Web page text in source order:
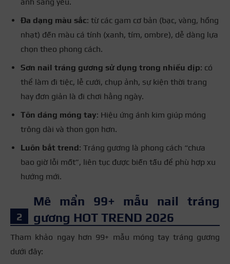
Đa dạng màu sắc: từ các gam cơ bản (bạc, vàng, hồng
nhạt) đến màu cá tính (xanh, tím, ombre), dễ dàng lựa
chọn theo phong cách.
Sơn nail tráng gương sử dụng trong nhiều dịp: có
thể làm đi tiệc, lễ cưới, chụp ảnh, sự kiện thời trang
hay đơn giản là đi chơi hằng ngày.
Tôn dáng móng tay: Hiệu ứng ánh kim giúp móng
trông dài và thon gọn hơn.
Luôn bắt trend: Tráng gương là phong cách “chưa
bao giờ lỗi mốt”, liên tục được biến tấu để phù hợp xu
hướng mới.
Mê mẩn 99+ mẫu nail tráng
gương HOT TREND 2026
Tham khảo ngay hơn 99+ mẫu móng tay tráng gương
dưới đây: